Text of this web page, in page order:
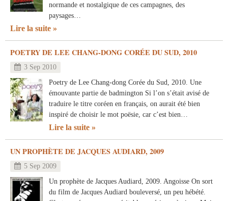
normande et nostalgique de ces campagnes, des
paysages…
Lire la suite
POETRY DE LEE CHANG-DONG CORÉE DU SUD, 2010
3 Sep 2010
Poetry de Lee Chang-dong Corée du Sud, 2010. Une
émouvante partie de badmington Si l’on s’était avisé de
traduire le titre coréen en français, on aurait été bien
inspiré de choisir le mot poësie, car c’est bien…
Lire la suite
UN PROPHÈTE DE JACQUES AUDIARD, 2009
5 Sep 2009
Un prophète de Jacques Audiard, 2009. Angoisse On sort
du film de Jacques Audiard bouleversé, un peu hébété.